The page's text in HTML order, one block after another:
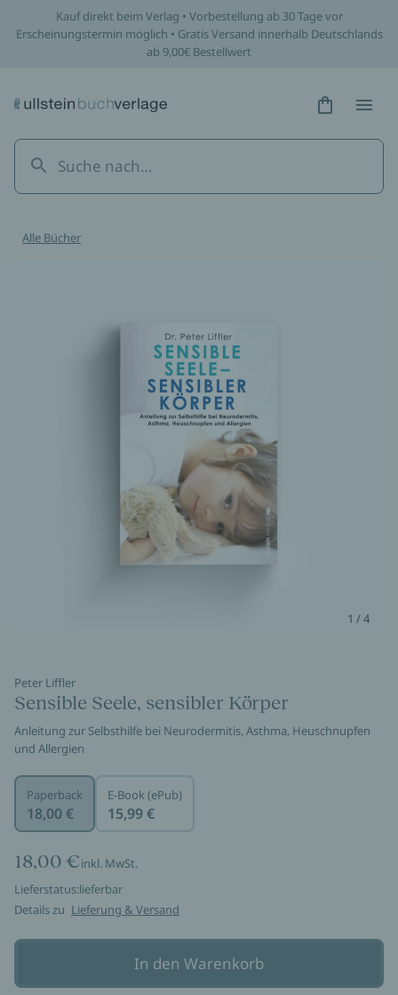
Kauf direkt beim Verlag • Vorbestellung ab 30 Tage vor
Erscheinungstermin möglich • Gratis Versand innerhalb Deutschlands
ab 9,00€ Bestellwert
Hidden
Alle Bücher
1 / 4
Peter Liffler
Sensible Seele, sensibler Körper
Anleitung zur Selbsthilfe bei Neurodermitis, Asthma, Heuschnupfen
und Allergien
Paperback
18,00 €
E-Book (ePub)
15,99 €
18,00 €inkl. MwSt.
Lieferstatus:lieferbar
Details zu Lieferung & Versand
In den Warenkorb